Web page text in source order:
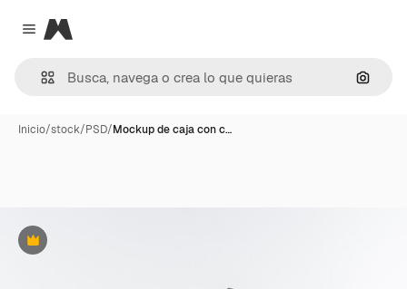
Close menu
Magnific
Inicio/stock/PSD/Mockup de caja con c…
Premium